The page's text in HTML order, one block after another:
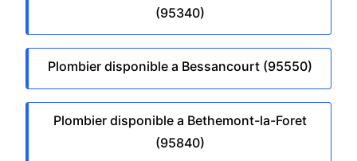
(95340)
Plombier disponible a Bessancourt (95550)
Plombier disponible a Bethemont-la-Foret
(95840)